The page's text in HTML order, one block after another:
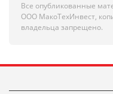
Все опубликованные
ООО МакоТехИнвест,
владельца запрещено.